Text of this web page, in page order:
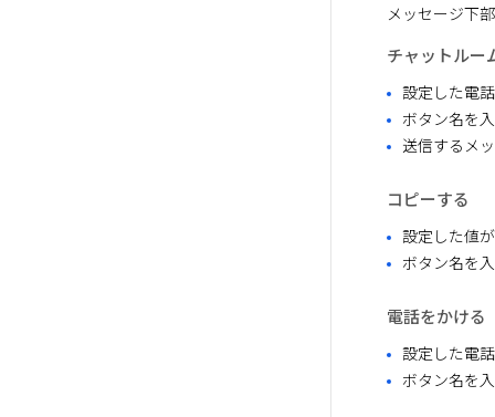
メッセージ下
チャットルー
設定した電
ボタン名を
送信するメ
コピーする
設定した値
ボタン名を
電話をかける
設定した電
ボタン名を